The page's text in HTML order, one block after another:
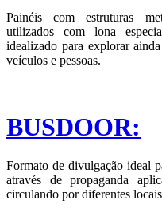
Painéis com estruturas
utilizados com lona
idealizado para explorar
veículos e pessoas.
BUSDOOR:
Formato de divulgação ideal
através de propaganda
circulando por diferentes